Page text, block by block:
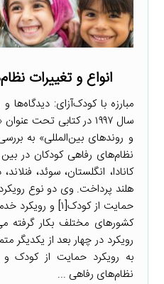
انواع و تغییرات
مبارزه با کودک‌آزای: دیدگاه‌ها
سال ۱۹۹۷ در کتابی تحت
و روندهای بین‌المللی» به
نظام‌های رفاهی کودکان در
کانادا، انگلستان، سوئد،
هلند پرداخت. وی دو نوع
کشورهای مختلف بکار گرفته
رویکرد در چهار بعد از یکدیگر
به رویکرد حمایت از کودک
نظام‌های رفاهی ...